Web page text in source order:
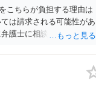
行により不動産等の財産
れば柔軟な解決が可能で
情であれば、私は120万
１００万円も含めて返済
ターかと存じます。
こちらが負担する理由は
は請求される可能性があ
護士に相談し、弁護士か